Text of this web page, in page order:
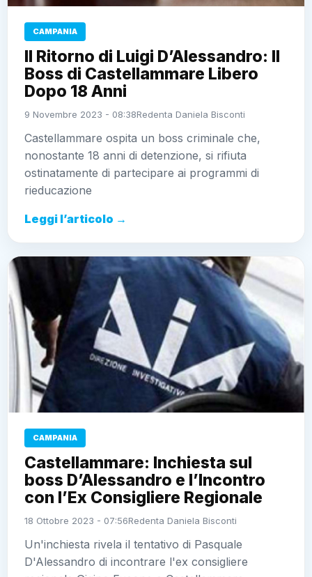
CAMPANIA
Il Ritorno di Luigi D’Alessandro: Il
Boss di Castellammare Libero
Dopo 18 Anni
9 Novembre 2023 - 08:38Redenta Daniela Bisconti
Castellammare ospita un boss criminale che,
nonostante 18 anni di detenzione, si rifiuta
ostinatamente di partecipare ai programmi di
rieducazione
Leggi l’articolo →
CAMPANIA
Castellammare: Inchiesta sul
boss D’Alessandro e l’Incontro
con l’Ex Consigliere Regionale
18 Ottobre 2023 - 07:56Redenta Daniela Bisconti
Un'inchiesta rivela il tentativo di Pasquale
D'Alessandro di incontrare l'ex consigliere